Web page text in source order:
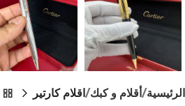
الرئيسية أقلام و كبك اقلام كارتير